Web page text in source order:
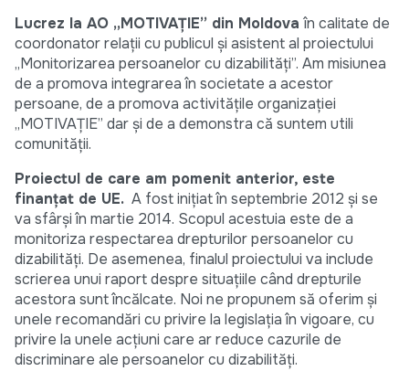
Lucrez la AO „MOTIVAŢIE” din Moldovaîn calitate de
coordonator relaţii cu publicul şi asistent al proiectului
„Monitorizarea persoanelor cu dizabilităţi”. Am misiunea
de a promova integrarea în societate a acestor
persoane, de a promova activităţile organizaţiei
„MOTIVAŢIE” dar şi de a demonstra că suntem utili
comunităţii.
Proiectul de care am pomenit anterior, este
finanţat de UE. A fost iniţiat în septembrie 2012 şi se
va sfârşi în martie 2014. Scopul acestuia este de a
monitoriza respectarea drepturilor persoanelor cu
dizabilităţi. De asemenea, finalul proiectului va include
scrierea unui raport despre situaţiile când drepturile
acestora sunt încălcate. Noi ne propunem să oferim şi
unele recomandări cu privire la legislaţia în vigoare, cu
privire la unele acţiuni care ar reduce cazurile de
discriminare ale persoanelor cu dizabilităţi.